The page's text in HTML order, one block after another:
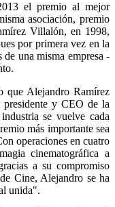
el premio al mejor
asociación, premio
Villalón, en 1998,
por primera vez en la
una misma empresa -
que Alejandro Ramírez
y CEO de la
se vuelve cada
más importante sea
operaciones en cuatro
cinematográfica a
a su compromiso
Cine, Alejandro se ha
unida".